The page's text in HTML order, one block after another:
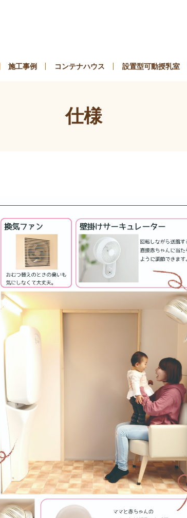
施工事例 コンテナハウス 設置型可動授乳室
仕様